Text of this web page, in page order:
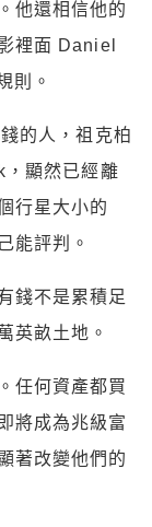
他還相信他的
裡面 Daniel
則。
的人，祖克柏
顯然已經離
行星大小的
能評判。
錢不是累積足
英畝土地。
任何資產都買
將成為兆級富
著改變他們的